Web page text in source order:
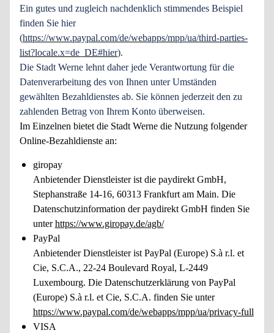
Ein gutes und zugleich nachdenklich stimmendes Beispiel
finden Sie hier
(https://www.paypal.com/de/webapps/mpp/ua/third-parties-
list?locale.x=de_DE#hier).
Die Stadt Werne lehnt daher jede Verantwortung für die
Datenverarbeitung des von Ihnen unter Umständen
gewählten Bezahldienstes ab. Sie können jederzeit den zu
zahlenden Betrag von Ihrem Konto überweisen.
Im Einzelnen bietet die Stadt Werne die Nutzung folgender
Online-Bezahldienste an:
giropay
Anbietender Dienstleister ist die paydirekt GmbH,
Stephanstraße 14-16, 60313 Frankfurt am Main. Die
Datenschutzinformation der paydirekt GmbH finden Sie
unterhttps://www.giropay.de/agb/
PayPal
Anbietender Dienstleister ist PayPal (Europe) S.à r.l. et
Cie, S.C.A., 22-24 Boulevard Royal, L-2449
Luxembourg. Die Datenschutzerklärung von PayPal
(Europe) S.à r.l. et Cie, S.C.A. finden Sie unter
https://www.paypal.com/de/webapps/mpp/ua/privacy-full
VISA